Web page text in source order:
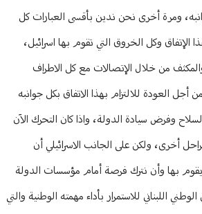
ومرة أخرى نحن ندين بأقسى العبارات كل
الإتفاق وكل الخروق التي تقوم بها اسرائيل،
من خلال الإتصالات مع كل الاطراف
من أجل العودة للالتزام بهذا الاتفاق بكل جوانبه
وفرض سيادة الدولة، واذا كان التحرك الآن
أخرى، ولكن على الجانب الاسرائيلي أن
يقوم بها وأن نترك فرصة أمام مؤسسات الدولة
اللبناني للاستمرار بأداء مهمته الوطنية والتي